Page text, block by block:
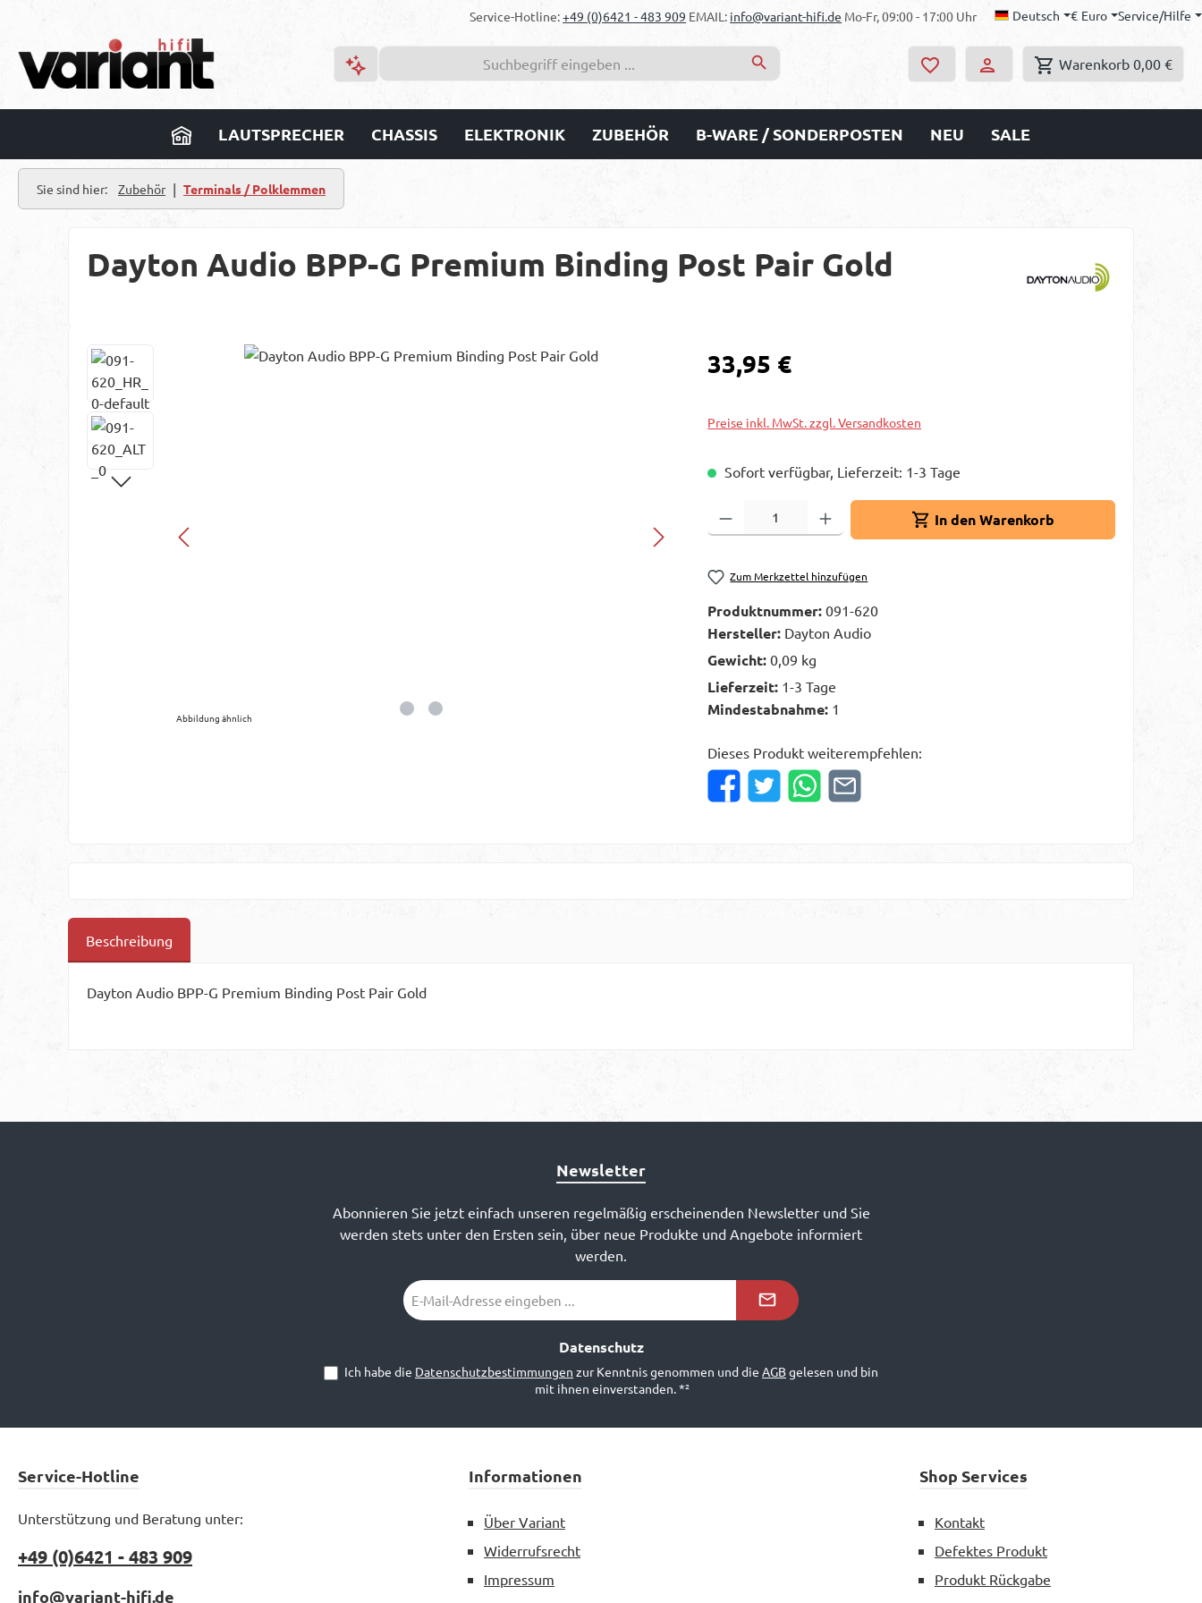
Service-Hotline:+49 (0)6421 - 483 909 EMAIL: info@variant-hifi.de Mo-Fr, 09:00 - 17:00 Uhr Deutsch € Euro Service/Hilfe
Warenkorb 0,00 €
LAUTSPRECHER CHASSIS ELEKTRONIK ZUBEHÖR B-WARE / SONDERPOSTEN NEU SALE
Sie sind hier: Zubehör | Terminals / Polklemmen
Dayton Audio BPP-G Premium Binding Post Pair Gold
Bildergalerie überspringen
Abbildung ähnlich
Regulärer Preis:
33,95 €
Preise inkl. MwSt. zzgl. Versandkosten
Sofort verfügbar, Lieferzeit: 1-3 Tage
Produkt Anzahl: Gib den gewünschten Wert ein oder benutze die Schaltflächen um die
In den Warenkorb
Zum Merkzettel hinzufügen
Produktnummer:091-620
Hersteller: Dayton Audio
Gewicht:0,09 kg
Lieferzeit: 1-3 Tage
Mindestabnahme: 1
Dieses Produkt weiterempfehlen:
Beschreibung
Dayton Audio BPP-G Premium Binding Post Pair Gold
Newsletter
Abonnieren Sie jetzt einfach unseren regelmäßig erscheinenden Newsletter und Sie
werden stets unter den Ersten sein, über neue Produkte und Angebote informiert
werden.
E-
Mail-
Datenschutz
Ich habe die Datenschutzbestimmungen zur Kenntnis genommen und die AGBgelesen und bin
mit ihnen einverstanden.*²
Service-Hotline
Unterstützung und Beratung unter:
+49 (0)6421 - 483 909
info@variant-hifi.de
Informationen
Über Variant
Widerrufsrecht
Impressum
Shop Services
Kontakt
Defektes Produkt
Produkt Rückgabe